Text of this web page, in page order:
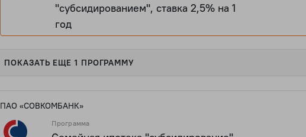
"субсидированием", ставка 2,5% на 1
год
20.7%
ПОКАЗАТЬ ЕЩЕ 1 ПРОГРАММУ
ПАО «СОВКОМБАНК»
Программа